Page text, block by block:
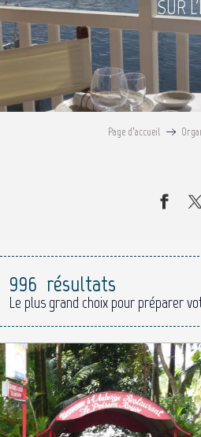
SUR
Page d’accueil
996 résultats
Le plus grand choix pour préparer